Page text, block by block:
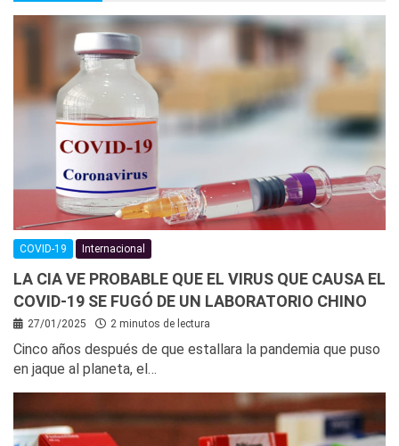
COVID-19 Internacional
LA CIA VE PROBABLE QUE EL VIRUS QUE CAUSA EL
COVID-19 SE FUGÓ DE UN LABORATORIO CHINO
27/01/2025 2 minutos de lectura
Cinco años después de que estallara la pandemia que puso
en jaque al planeta, el…